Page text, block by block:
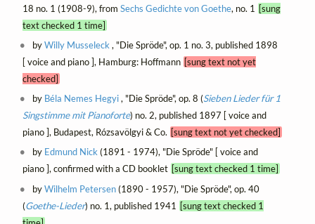
18 no. 1 (1908-9), from Sechs Gedichte von Goethe, no. 1 [sung
text checked 1 time]
byWilly Musseleck, "Die Spröde", op. 1 no. 3, published 1898
[ voice and piano ], Hamburg: Hoffmann [sung text not yet
checked]
by Béla Nemes Hegyi, "Die Spröde", op. 8 (Sieben Lieder für 1
Singstimme mit Pianoforte) no. 2, published 1897 [ voice and
piano ], Budapest, Rózsavölgyi & Co. [sung text not yet checked]
by Edmund Nick(1891 - 1974), "Die Spröde" [ voice and
piano ], confirmed with a CD booklet [sung text checked 1 time]
byWilhelm Petersen(1890 - 1957), "Die Spröde", op. 40
(Goethe-Lieder) no. 1, published 1941 [sung text checked 1